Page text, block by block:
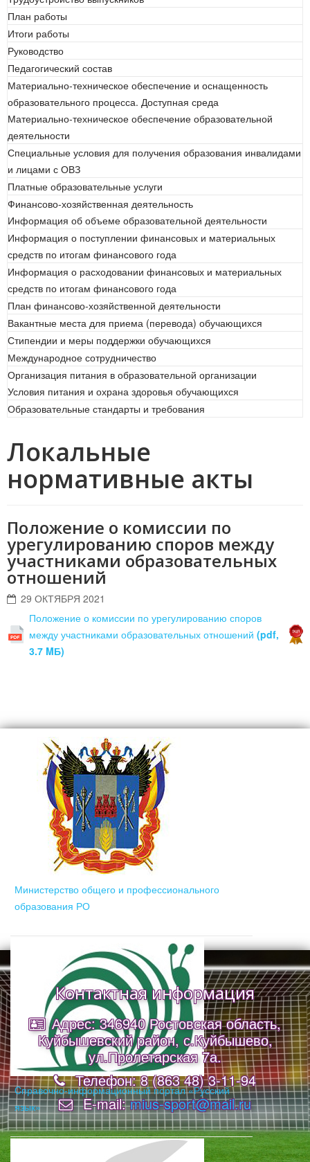
План работы
Итоги работы
Руководство
Педагогический состав
Материально-техническое обеспечение и оснащенность
образовательного процесса. Доступная среда
Материально-техническое обеспечение образовательной
деятельности
Специальные условия для получения образования инвалидами
и лицами с ОВЗ
Платные образовательные услуги
Финансово-хозяйственная деятельность
Информация об объеме образовательной деятельности
Информация о поступлении финансовых и материальных
средств по итогам финансового года
Информация о расходовании финансовых и материальных
средств по итогам финансового года
План финансово-хозяйственной деятельности
Вакантные места для приема (перевода) обучающихся
Стипендии и меры поддержки обучающихся
Международное сотрудничество
Организация питания в образовательной организации
Условия питания и охрана здоровья обучающихся
Образовательные стандарты и требования
Локальные
нормативные акты
Положение о комиссии по
урегулированию споров между
участниками образовательных
отношений
29 ОКТЯБРЯ 2021
Положение о комиссии по урегулированию споров
между участниками образовательных отношений (pdf,
3.7 MБ)
Министерство общего и профессионального
образования РО
Cправочно-информационный портал «Русский
язык»
Контактная информация
Адрес: 346940 Ростовская область,
Куйбышевский район, с.Куйбышево,
ул.Пролетарская 7а.
Телефон: 8 (863 48) 3-11-94
E-mail:mius-sport@mail.ru